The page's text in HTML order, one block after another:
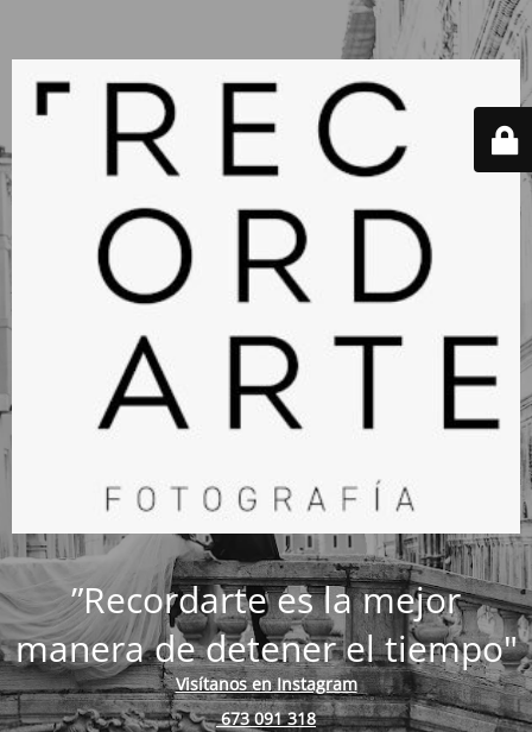
”Recordarte es la mejor
manera de detener el tiempo"
Visítanos en Instagram
673 091 318